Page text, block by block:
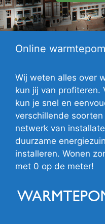
Online
Wij weten alles over
kun jij van profiteren.
kun je snel en
verschillende
netwerk van
duurzame
installeren. Wonen
met 0 op de meter!